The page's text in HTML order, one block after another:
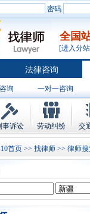
密码
全国
[进入分
法律咨询
询 一对一咨询
事诉讼 劳动纠纷 交
首页 >> 找律师 >> 律师